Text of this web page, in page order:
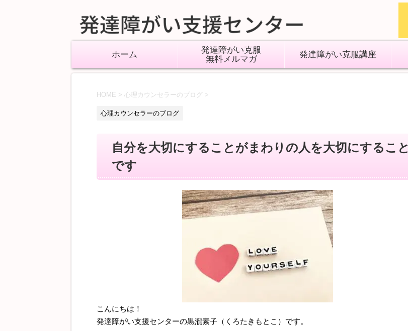
ホーム
発達障がい克服
無料メルマガ
発達障がい克服講座
HOME > 心理カウンセラーのブログ >
心理カウンセラーのブログ
自分を大切にすることがまわりの人を大切にすること
です
こんにちは！
発達障がい支援センターの黒瀧素子（くろたきもとこ）です。